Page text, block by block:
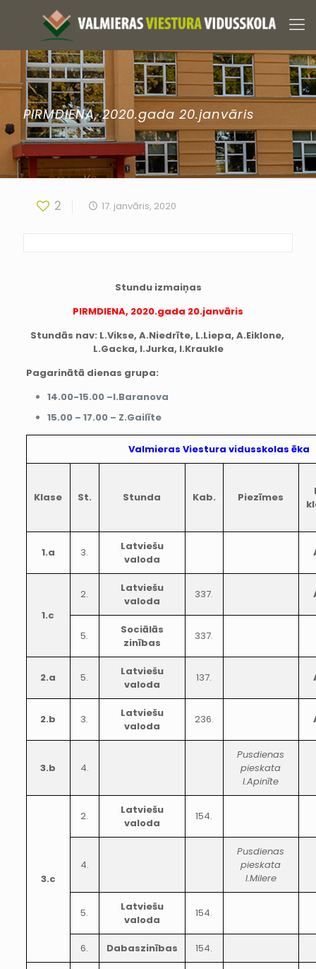
PIRMDIENA, 2020.gada 20.janvāris
2 17. janvāris, 2020
Stundu izmaiņas
PIRMDIENA, 2020.gada 20.janvāris
Stundās nav: L.Vikse, A.Niedrīte, L.Liepa, A.Eiklone,
L.Gacka, I.Jurka, I.Kraukle
Pagarinātā dienas grupa:
14.00-15.00 –I.Baranova
15.00 – 17.00 – Z.Gailīte
Valmieras Viestura vidusskolas ēka
Klase St. Stunda Kab. Piezīmes
1.a 3.
Latviešu
valoda
1.c
2.
Latviešu
valoda
337.
5.
Sociālās
zinības
337.
2.a 5.
Latviešu
valoda
137.
2.b 3.
Latviešu
valoda
236.
3.b 4.
Pusdienas
pieskata
I.Apinīte
3.c
2.
Latviešu
valoda
154.
4.
Pusdienas
pieskata
I.Milere
5.
Latviešu
valoda
154.
6. Dabaszinības 154.